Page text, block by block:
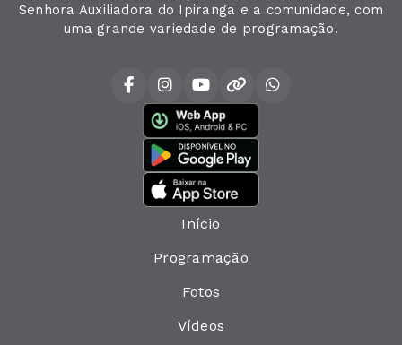
Senhora Auxiliadora do Ipiranga e a comunidade, com
uma grande variedade de programação.
Início
Programação
Fotos
Vídeos